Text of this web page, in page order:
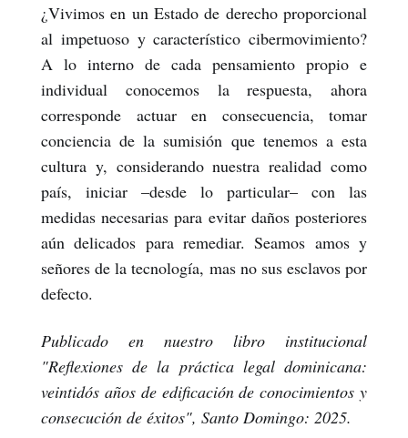
¿Vivimos en un Estado de derecho proporcional
al impetuoso y característico cibermovimiento?
A lo interno de cada pensamiento propio e
individual conocemos la respuesta, ahora
corresponde actuar en consecuencia, tomar
conciencia de la sumisión que tenemos a esta
cultura y, considerando nuestra realidad como
país, iniciar –desde lo particular– con las
medidas necesarias para evitar daños posteriores
aún delicados para remediar. Seamos amos y
señores de la tecnología, mas no sus esclavos por
defecto.
Publicado en nuestro libro institucional
"Reflexiones de la práctica legal dominicana:
veintidós años de edificación de conocimientos y
consecución de éxitos", Santo Domingo: 2025.